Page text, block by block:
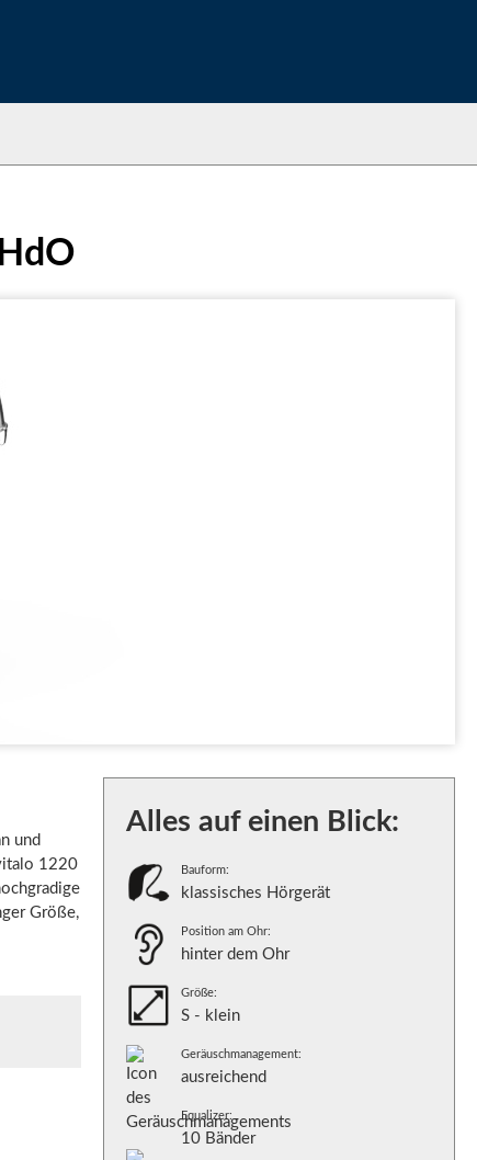
und
1220
Größe,
Alles auf einen Blick:
Bauform:
klassisches Hörgerät
Position am Ohr:
hinter dem Ohr
Größe:
S - klein
Geräuschmanagement:
ausreichend
Equalizer:
10 Bänder